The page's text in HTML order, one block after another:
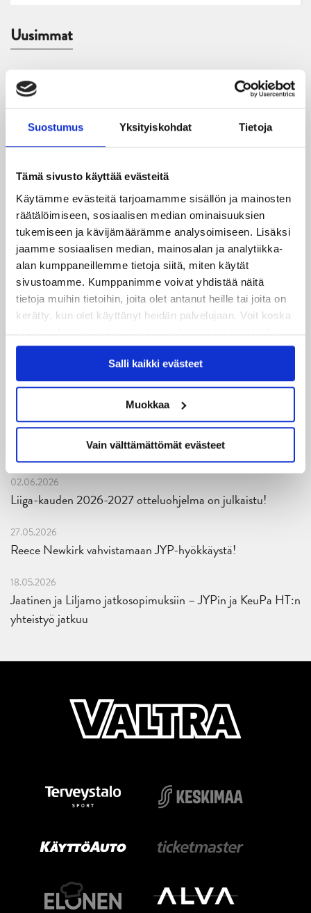
Suostumus Yksityiskohdat Tietoja
Tämä sivusto käyttää evästeitä
Käytämme evästeitä tarjoamamme sisällön ja mainosten
räätälöimiseen, sosiaalisen median ominaisuuksien
tukemiseen ja kävijämäärämme analysoimiseen. Lisäksi
jaamme sosiaalisen median, mainosalan ja analytiikka-
alan kumppaneillemme tietoja siitä, miten käytät
sivustoamme. Kumppanimme voivat yhdistää näitä
tietoja muihin tietoihin, joita olet antanut heille tai joita on
kerätty, kun olet käyttänyt heidän palvelujaan. Voit koska
tahansa kumota tai muuttaa suostumustasi evästeiden
käytöstäEvästeet-sivultamme.
Salli kaikki evästeet
Muokkaa
Vain välttämättömät evästeet
Uusimmat
Turnausraportti: JYP juhlii seurahistorian ensimmäistä
Tampere Cupin voittoa!
06.08.2026
05.08.2026
JYPin kapteenisto Liiga-kauteen 2026–2027 on nimetty
04.08.2026
Joukkueen yhteisharjoitukset ovat alkaneet – ensimmäinen
mittari luvassa jo heti viikonloppuna Tampere Cupissa!
29.07.2026
JYPin harjoitusottelut tulevalle 2026-2027 kaudelle on
julkaistu!
27.07.2026
Ruotsalaishyökkääjä Arvid Costmar JYPiin
25.06.2026
JYP ja Secto Rally Finland yhteistyöhön
02.06.2026
Liiga-kauden 2026-2027 otteluohjelma on julkaistu!
27.05.2026
Reece Newkirk vahvistamaan JYP-hyökkäystä!
18.05.2026
Jaatinen ja Liljamo jatkosopimuksiin – JYPin ja KeuPa HT:n
yhteistyö jatkuu